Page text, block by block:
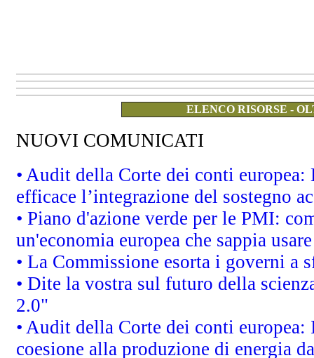
ELENCO RISORSE -
NUOVI COMUNICATI
• Audit della Corte dei conti
efficace l’integrazione del sostegno
• Piano d'azione verde per le PMI:
un'economia europea che sappia
• La Commissione esorta i governi
• Dite la vostra sul futuro della
2.0"
• Audit della Corte dei conti
coesione alla produzione di energia